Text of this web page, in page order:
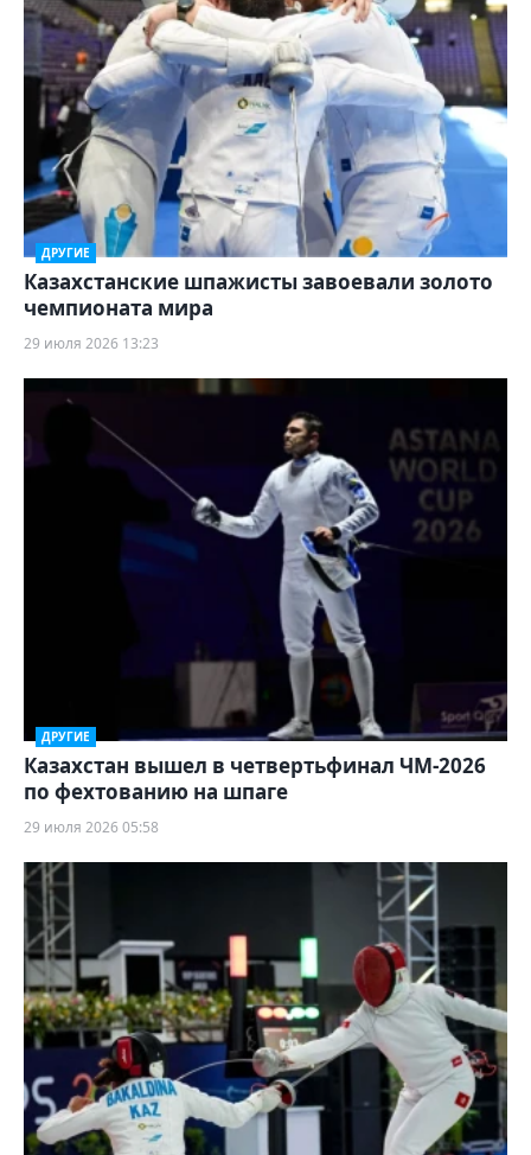
ДРУГИЕ
Казахстанские шпажисты завоевали золото
чемпионата мира
29 июля 2026 13:23
ДРУГИЕ
Казахстан вышел в четвертьфинал ЧМ-2026
по фехтованию на шпаге
29 июля 2026 05:58